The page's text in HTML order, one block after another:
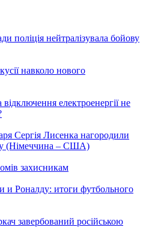
поліція нейтралізувала бойову
навколо нового
електроенергії не
Сергія Лисенка нагородили
(Німеччина – США)
захисникам
и Роналду: итоги футбольного
завербований російською